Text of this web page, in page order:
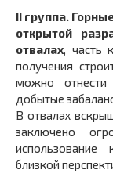
II группа.
открытой
отвалах, часть
получения
можно отнести
добытые
В отвалах
заключено
использование
близкой